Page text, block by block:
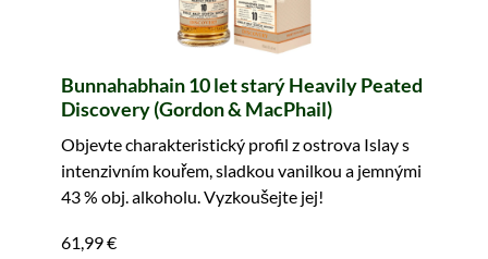
Bunnahabhain 10 let starý Heavily Peated
Discovery (Gordon & MacPhail)
Objevte charakteristický profil z ostrova Islay s
intenzivním kouřem, sladkou vanilkou a jemnými
43 % obj. alkoholu. Vyzkoušejte jej!
61,99 €